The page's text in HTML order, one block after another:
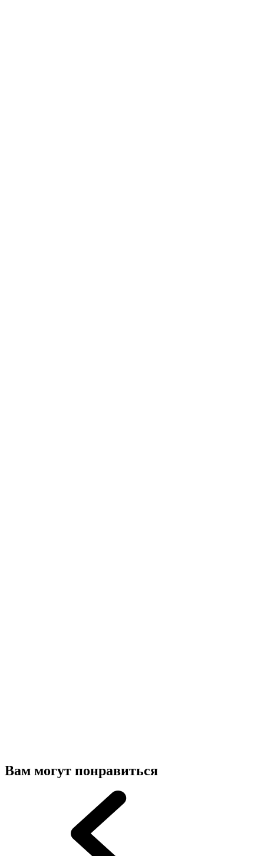
Вам могут понравиться